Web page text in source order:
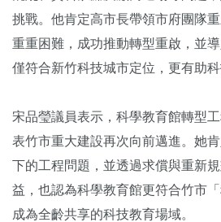
挑戰。他肯定高市長帶領市府團隊
重重困難，成功推動轉型重啟，並
僅符合新竹科技城市定位，更有助科
宋品瑩議員表示，科學教育館轉型
表竹市重大建設再次向前邁進。她
下的工程問題，並透過求償與重新
益，也認為科學教育館更符合竹市
成為全齡共享的科技教育場域。